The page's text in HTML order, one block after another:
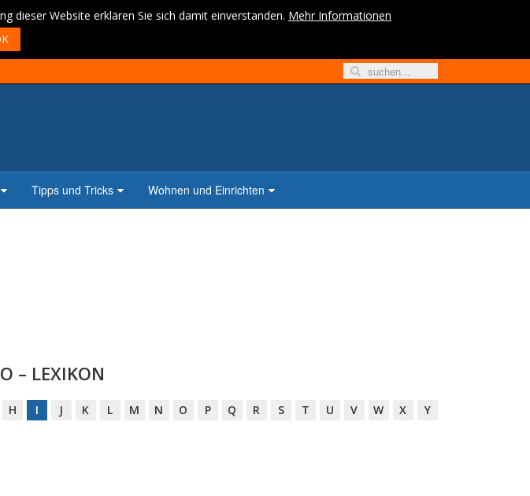
dieser Website erklären Sie sich damit einverstanden. Mehr Informationen
Tipps und Tricks Wohnen und Einrichten
– LEXIKON
H I J K L M N O P Q R S T U V W X
Y